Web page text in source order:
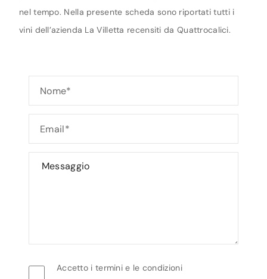
nel tempo. Nella presente scheda sono riportati tutti i
vini dell’azienda La Villetta recensiti da Quattrocalici.
Accetto i termini e le condizioni